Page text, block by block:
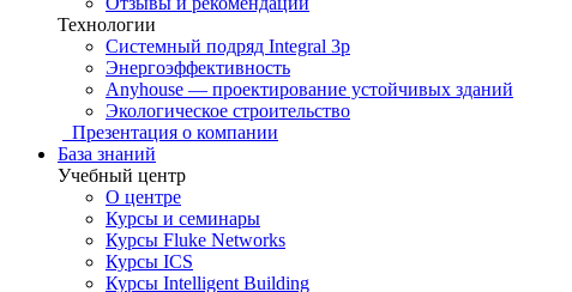
Технологии
Системный подряд Integral 3p
Энергоэффективность
Anyhouse — проектирование устойчивых зданий
Экологическое строительство
Презентация о компании
База знаний
Учебный центр
О центре
Курсы и семинары
Курсы Fluke Networks
Курсы ICS
Курсы Intelligent Building